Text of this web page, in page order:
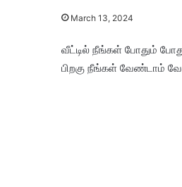
March 13, 2024
வீட்டில் நீங்கள் போதும்
பிறகு நீங்கள் வேண்டாம்